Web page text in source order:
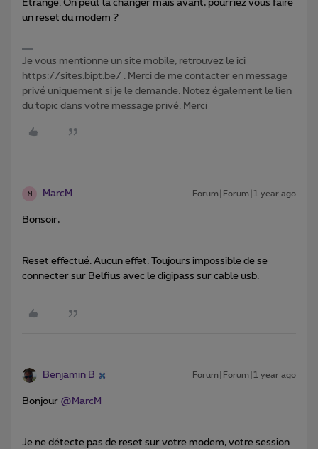
Etrange. On peut la changer mais avant, pourriez vous faire
un reset du modem ?
Je vous mentionne un site mobile, retrouvez le ici
https://sites.bipt.be/ . Merci de me contacter en message
privé uniquement si je le demande. Notez également le lien
du topic dans votre message privé. Merci
M MarcM Forum|Forum|1 year ago
Bonsoir,
Reset effectué. Aucun effet. Toujours impossible de se
connecter sur Belfius avec le digipass sur cable usb.
Benjamin B Forum|Forum|1 year ago
Bonjour ​ @MarcM
Je ne détecte pas de reset sur votre modem, votre session